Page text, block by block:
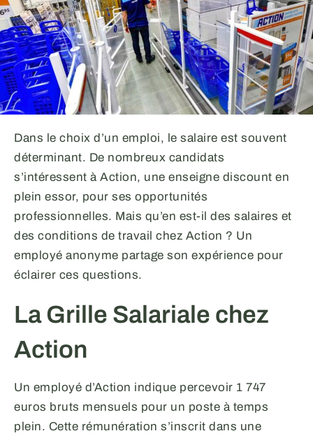
Dans le choix d’un emploi, le salaire est souvent
déterminant. De nombreux candidats
s’intéressent à Action, une enseigne discount en
plein essor, pour ses opportunités
professionnelles. Mais qu’en est-il des salaires et
des conditions de travail chez Action ? Un
employé anonyme partage son expérience pour
éclairer ces questions.
La Grille Salariale chez
Action
Un employé d’Action indique percevoir 1 747
euros bruts mensuels pour un poste à temps
plein. Cette rémunération s’inscrit dans une